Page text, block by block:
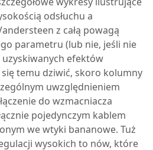
odsłuchu a
z całą powagą
parametru (lub nie, jeśli nie
efektów
temu dziwić, skoro kolumny
uwzględnieniem
do wzmacniacza
pojedynczym kablem
we wtyki bananowe. Tuż
wysokich to nów, które